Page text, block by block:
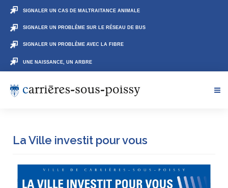
SIGNALER UN CAS DE MALTRAITANCE ANIMALE
SIGNALER UN PROBLÈME SUR LE RÉSEAU DE BUS
SIGNALER UN PROBLÈME AVEC LA FIBRE
UNE NAISSANCE, UN ARBRE
La Ville investit pour vous